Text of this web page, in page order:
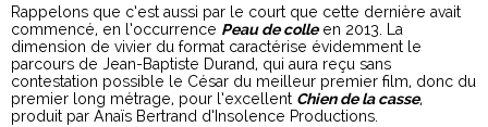
Rappelons que c’est aussi par le court que cette dernière avait
commencé, en l’occurrence Peau de colleen 2013. La
dimension de vivier du format caractérise évidemment le
parcours de Jean-Baptiste Durand, qui aura reçu sans
contestation possible le César du meilleur premier film, donc du
premier long métrage, pour l’excellent Chien de la casse,
produit par Anaïs Bertrand d’Insolence Productions.